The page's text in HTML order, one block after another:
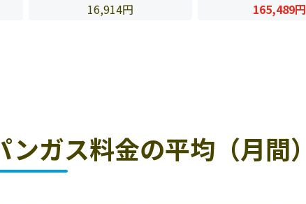
16,914円 165,489円
ガス料金の平均（月間）